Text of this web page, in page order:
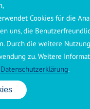
sein, übernehmen
Alle eingesetzten
der Arbeiten
zu informieren
Preise zu berechnen.
✆ 0176 160 517
Cookies für die
uns, die
Durch die weitere
zu. Weitere
Datenschutzerklärung.